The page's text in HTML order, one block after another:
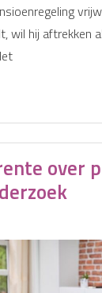
wil hij aftrekken
over